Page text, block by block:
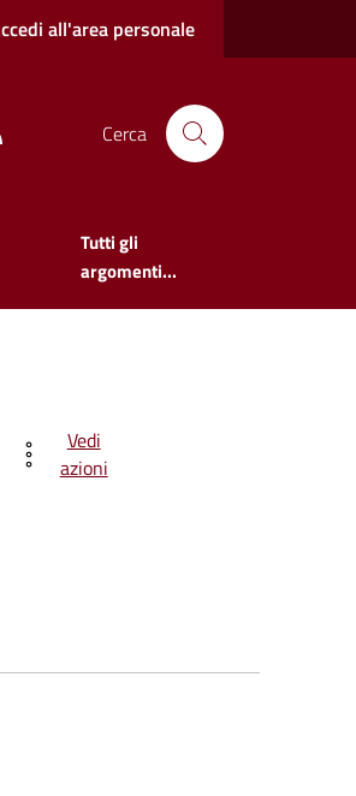
all'area personale
Cerca
Tutti gli
argomenti...
Vedi
azioni